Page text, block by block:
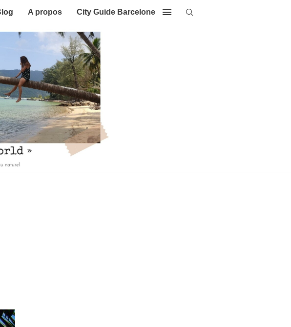
A propos City Guide Barcelone